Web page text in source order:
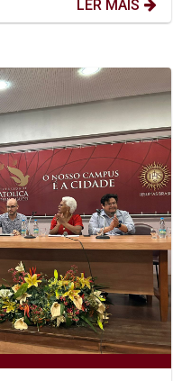
LER MAIS